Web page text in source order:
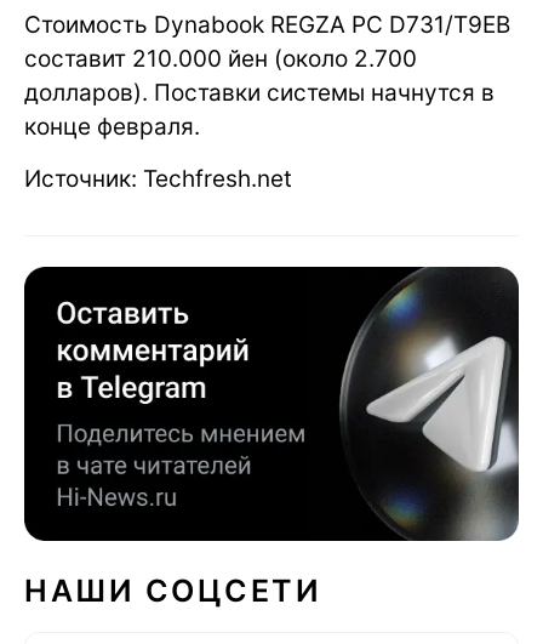
Стоимость Dynabook REGZA PC D731/T9EB
составит 210.000 йен (около 2.700
долларов). Поставки системы начнутся в
конце февраля.
Источник: Techfresh.net
НАШИ СОЦСЕТИ